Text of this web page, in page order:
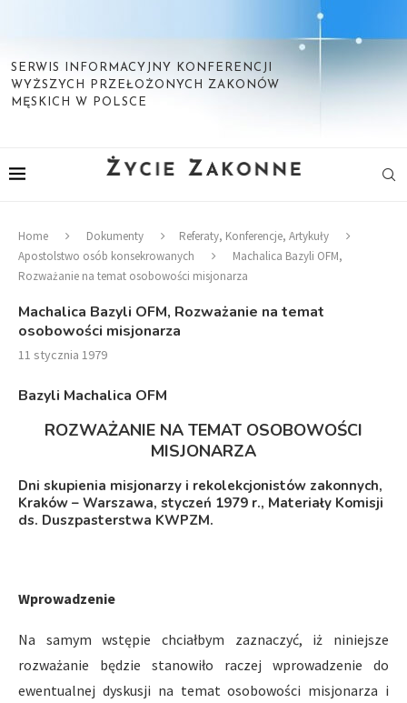
SERWIS INFORMACYJNY KONFERENCJI
WYŻSZYCH PRZEŁOŻONYCH ZAKONÓW
MĘSKICH W POLSCE
Home Dokumenty
Referaty, Konferencje, Artykuły
Apostolstwo osób konsekrowanych
Machalica Bazyli OFM,
Rozważanie na temat osobowości misjonarza
Machalica Bazyli OFM, Rozważanie na temat
osobowości misjonarza
11 stycznia 1979
Bazyli Machalica OFM
ROZWAŻANIE NA TEMAT OSOBOWOŚCI
MISJONARZA
Dni skupienia misjonarzy i rekolekcjonistów zakonnych,
Kraków – Warszawa, styczeń 1979 r., Materiały Komisji
ds. Duszpasterstwa KWPZM.
Wprowadzenie
Na samym wstępie chciałbym zaznaczyć, iż niniejsze
rozważanie będzie stanowiło raczej wprowadzenie do
ewentualnej dyskusji na temat osobowości misjonarza i